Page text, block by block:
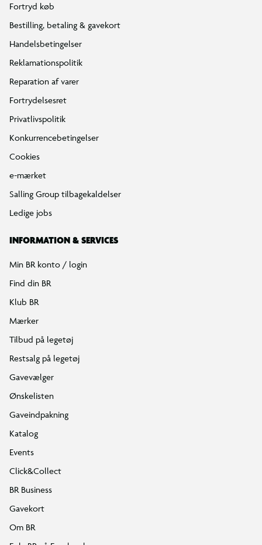
Fortryd køb
Bestilling, betaling & gavekort
Handelsbetingelser
Reklamationspolitik
Reparation af varer
Fortrydelsesret
Privatlivspolitik
Konkurrencebetingelser
Cookies
e-mærket
Salling Group tilbagekaldelser
Ledige jobs
INFORMATION & SERVICES
Min BR konto / login
Find din BR
Klub BR
Mærker
Tilbud på legetøj
Restsalg på legetøj
Gavevælger
Ønskelisten
Gaveindpakning
Katalog
Events
Click&Collect
BR Business
Gavekort
Om BR